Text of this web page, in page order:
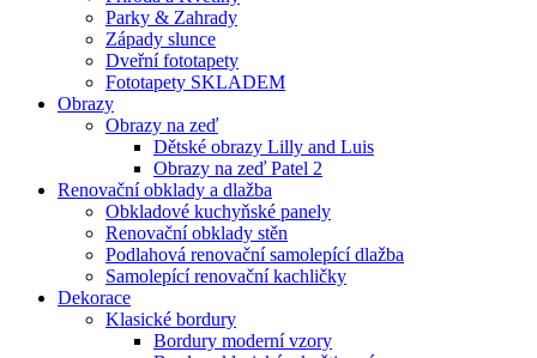
Parky & Zahrady
Západy slunce
Dveřní fototapety
Fototapety SKLADEM
Obrazy
Obrazy na zeď
Dětské obrazy Lilly and Luis
Obrazy na zeď Patel 2
Renovační obklady a dlažba
Obkladové kuchyňské panely
Renovační obklady stěn
Podlahová renovační samolepící dlažba
Samolepící renovační kachličky
Dekorace
Klasické bordury
Bordury moderní vzory